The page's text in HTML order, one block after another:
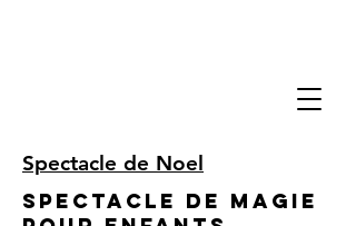
Spectacle de Noel
Spectacle de Magie